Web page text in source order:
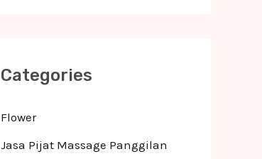
Categories
Flower
Jasa Pijat Massage Panggilan